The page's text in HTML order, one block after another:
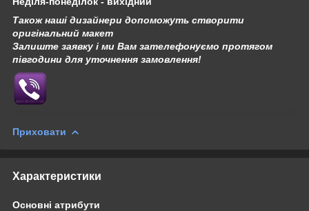
Також наші дизайнери допоможуть створити
оригінальний макет
Залиште заявку і ми Вам зателефонуємо протягом
півгодини для уточнення замовлення!
Приховати
Характеристики
Основні атрибути